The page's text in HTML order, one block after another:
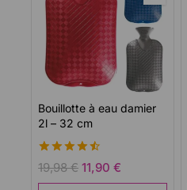
Bouillotte à eau damier
2l – 32 cm
4.58
de 5
19,98€ 11,90 €